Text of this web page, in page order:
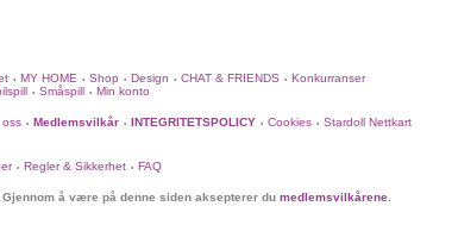
• MY HOME • Shop • Design • CHAT & FRIENDS • Konkurranser
• Småspill • Min konto
oss • Medlemsvilkår • INTEGRITETSPOLICY • Cookies • Stardoll Nettkart
• Regler & Sikkerhet • FAQ
Gjennom å være på denne siden aksepterer du medlemsvilkårene